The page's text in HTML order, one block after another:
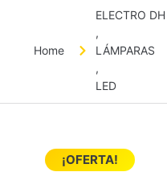
Home
ELECTRO DH
,
LÁMPARAS
,
LED
¡OFERTA!